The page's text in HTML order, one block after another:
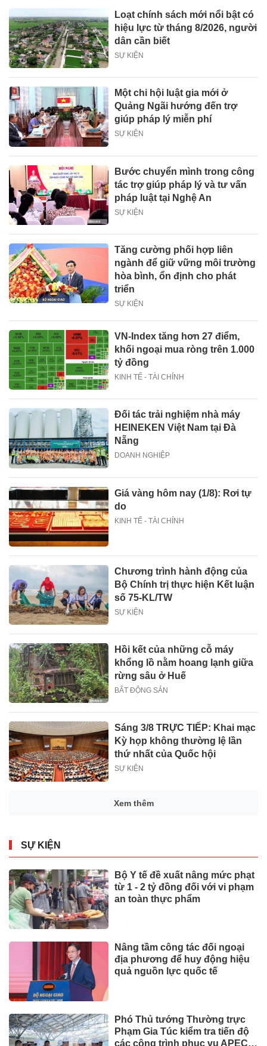
Loạt chính sách mới nổi bật có
hiệu lực từ tháng 8/2026, người
dân cần biết
SỰ KIỆN
Một chi hội luật gia mới ở
Quảng Ngãi hướng đến trợ
giúp pháp lý miễn phí
SỰ KIỆN
Bước chuyển mình trong công
tác trợ giúp pháp lý và tư vấn
pháp luật tại Nghệ An
SỰ KIỆN
Tăng cường phối hợp liên
ngành để giữ vững môi trường
hòa bình, ổn định cho phát
triển
SỰ KIỆN
VN-Index tăng hơn 27 điểm,
khối ngoại mua ròng trên 1.000
tỷ đồng
KINH TẾ - TÀI CHÍNH
Đối tác trải nghiệm nhà máy
HEINEKEN Việt Nam tại Đà
Nẵng
DOANH NGHIỆP
Giá vàng hôm nay (1/8): Rơi tự
do
KINH TẾ - TÀI CHÍNH
Chương trình hành động của
Bộ Chính trị thực hiện Kết luận
số 75-KL/TW
SỰ KIỆN
Hồi kết của những cỗ máy
khổng lồ nằm hoang lạnh giữa
rừng sâu ở Huế
BẤT ĐỘNG SẢN
Sáng 3/8 TRỰC TIẾP: Khai mạc
Kỳ họp không thường lệ lần
thứ nhất của Quốc hội
SỰ KIỆN
Xem thêm
SỰ KIỆN
Bộ Y tế đề xuất nâng mức phạt
từ 1 - 2 tỷ đồng đối với vi phạm
an toàn thực phẩm
Nâng tầm công tác đối ngoại
địa phương để huy động hiệu
quả nguồn lực quốc tế
Phó Thủ tướng Thường trực
Phạm Gia Túc kiểm tra tiến độ
các công trình phục vụ APEC